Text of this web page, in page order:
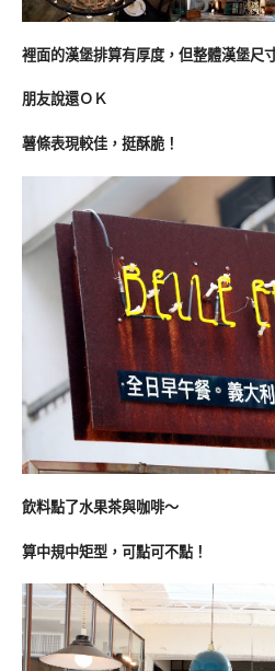
裡面的漢堡排算有厚度，但整體漢堡尺
朋友說還ＯＫ
薯條表現較佳，挺酥脆！
飲料點了水果茶與咖啡～
算中規中矩型，可點可不點！